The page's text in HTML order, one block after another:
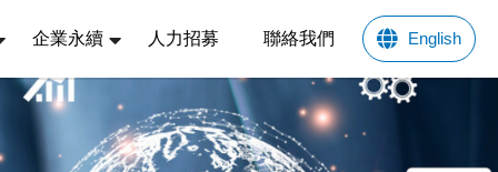
企業永續 人力招募 聯絡我們 English